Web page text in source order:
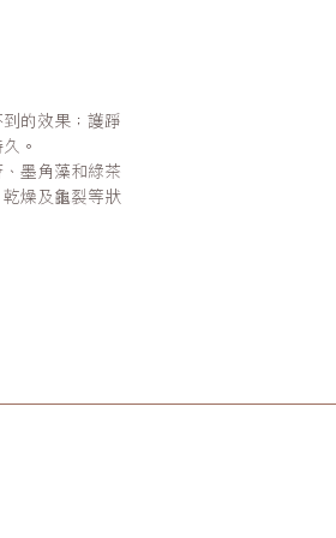
的效果；護踭
。
墨角藻和綠茶
燥及龜裂等狀